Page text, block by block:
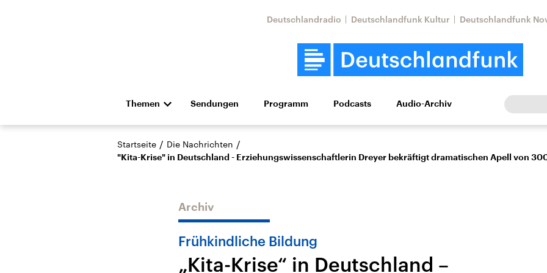
Deutschlandradio Deutschlandfunk Kultur Deutschlandfunk
Themen
Die Nachrichten Politik Wirtschaft Wissen Kultur Europa
Hörspiel und Feature
Aktuelle Beiträge,
Nahostkonflikt
Aktuelle Lage und
Sendungen Programm Podcasts Audio-Archiv
Startseite / Die Nachrichten /
"Kita-Krise" in Deutschland - Erziehungswissenschaftlerin Dreyer bekräftigt dramatischen Apell von
Archiv
Frühkindliche Bildung
„Kita-Krise“ in Deutschland –